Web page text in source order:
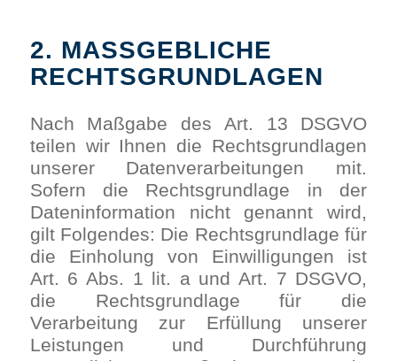
2. MASSGEBLICHE
RECHTSGRUNDLAGEN
Nach Maßgabe des Art. 13 DSGVO
teilen wir Ihnen die Rechtsgrundlagen
unserer Datenverarbeitungen mit.
Sofern die Rechtsgrundlage in der
Dateninformation nicht genannt wird,
gilt Folgendes: Die Rechtsgrundlage für
die Einholung von Einwilligungen ist
Art. 6 Abs. 1 lit. a und Art. 7 DSGVO,
die Rechtsgrundlage für die
Verarbeitung zur Erfüllung unserer
Leistungen und Durchführung